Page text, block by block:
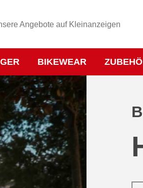
Angebote auf Kleinanzeigen
BIKEWEAR